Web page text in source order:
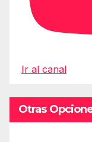
Ir al canal
Otras